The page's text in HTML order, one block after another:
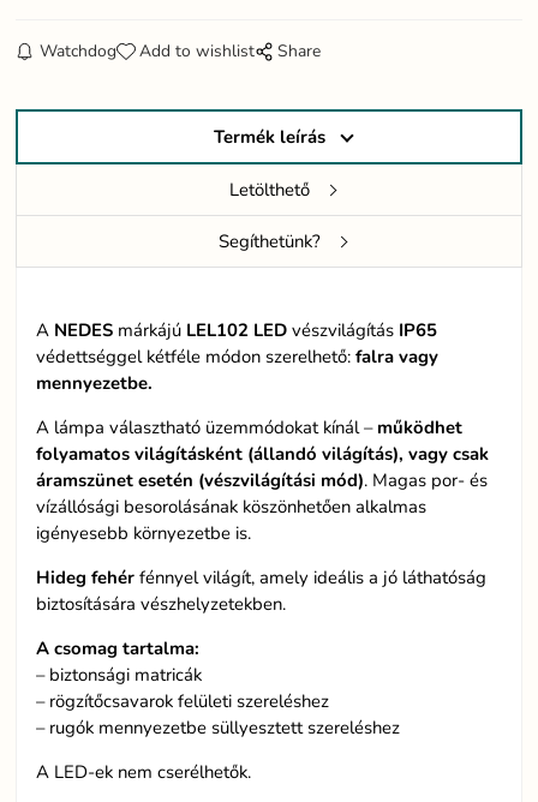
Watchdog Add to wishlist Share
Termék leírás
Letölthető
Segíthetünk?
A NEDES márkájú LEL102 LED vészvilágítás IP65
védettséggel kétféle módon szerelhető:falra vagy
mennyezetbe.
A lámpa választható üzemmódokat kínál – működhet
folyamatos világításként (állandó világítás), vagy csak
áramszünet esetén (vészvilágítási mód). Magas por- és
vízállósági besorolásának köszönhetően alkalmas
igényesebb környezetbe is.
Hideg fehér fénnyel világít, amely ideális a jó láthatóság
biztosítására vészhelyzetekben.
A csomag tartalma:
– biztonsági matricák
– rögzítőcsavarok felületi szereléshez
– rugók mennyezetbe süllyesztett szereléshez
A LED-ek nem cserélhetők.